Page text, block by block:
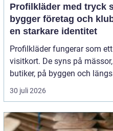
Profilkläder med tryck så
bygger företag och
en starkare identitet
Profilkläder fungerar som
visitkort. De syns på
butiker, på byggen och
30 juli 2026